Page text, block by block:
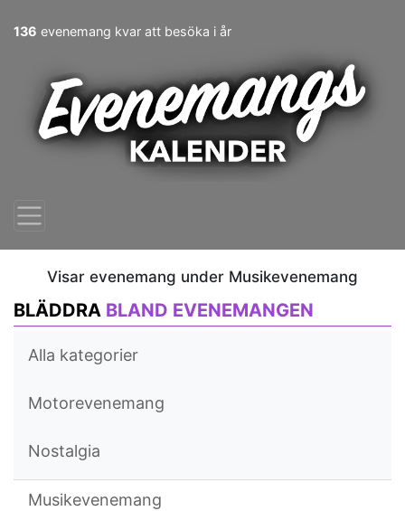
136 evenemang kvar att besöka i år
Visar evenemang under Musikevenemang
BLÄDDRA BLAND EVENEMANGEN
Alla kategorier
Motorevenemang
Nostalgia
Musikevenemang